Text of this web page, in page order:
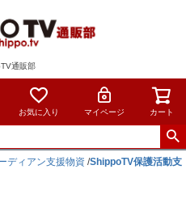
通販部
お気に入り マイページ カート
ディアン支援物資 /ShippoTV保護活動支